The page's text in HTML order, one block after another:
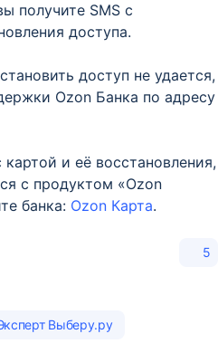
получите SMS с
доступа.
доступ не удается,
Ozon Банка по адресу
и её восстановления,
с продуктом «Ozon
банка: Ozon Карта.
5
Выберу.ру